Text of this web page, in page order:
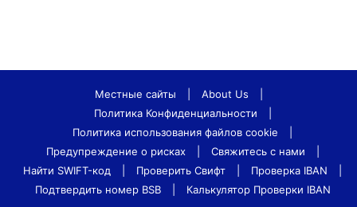
Местные сайты About Us
Политика Конфиденциальности
Политика использования файлов cookie
Предупреждение о рисках
Свяжитесь с нами
Найти SWIFT-код
Проверить Свифт Проверка IBAN
Подтвердить номер BSB
Калькулятор Проверки IBAN